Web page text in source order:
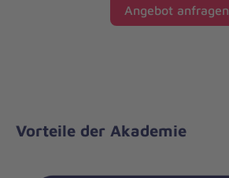
Angebot anfragen
Vorteile der Akademie